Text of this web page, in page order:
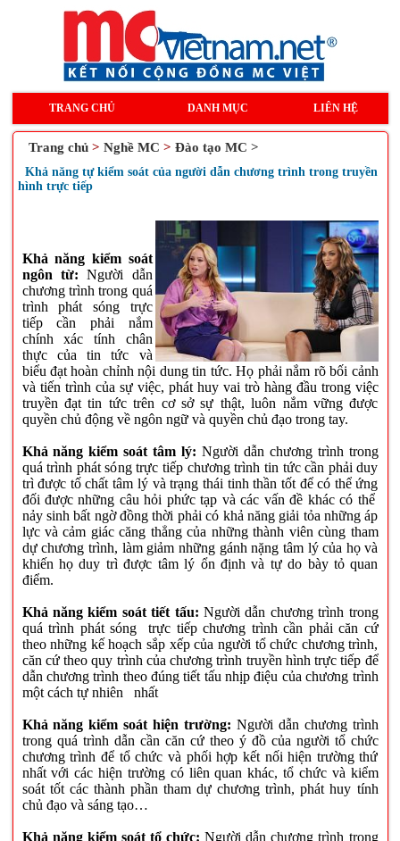
TRANG CHỦ DANH MỤC LIÊN HỆ
Trang chủ > Nghề MC > Đào tạo MC >
Khả năng tự kiểm soát của người dẫn chương trình trong truyền
hình trực tiếp
Khả năng kiểm soát
ngôn từ:Người dẫn
chương trình trong quá
trình phát sóng trực
tiếp cần phải nắm
chính xác tính chân
thực của tin tức và
biểu đạt hoàn chỉnh nội dung tin tức. Họ phải nắm rõ bối cảnh
và tiến trình của sự việc, phát huy vai trò hàng đầu trong việc
truyền đạt tin tức trên cơ sở sự thật, luôn nắm vững được
quyền chủ động về ngôn ngữ và quyền chủ đạo trong tay.
Khả năng kiểm soát tâm lý: Người dẫn chương trình trong
quá trình phát sóng trực tiếp chương trình tin tức cần phải duy
trì được tố chất tâm lý và trạng thái tinh thần tốt để có thể ứng
đối được những câu hỏi phức tạp và các vấn đề khác có thể
nảy sinh bất ngờ đồng thời phải có khả năng giải tỏa những áp
lực và cảm giác căng thẳng của những thành viên cùng tham
dự chương trình, làm giảm những gánh nặng tâm lý của họ và
khiến họ duy trì được tâm lý ổn định và tự do bày tỏ quan
điểm.
Khả năng kiểm soát tiết tấu: Người dẫn chương trình trong
quá trình phát sóng trực tiếp chương trình cần phải căn cứ
theo những kế hoạch sắp xếp của người tổ chức chương trình,
căn cứ theo quy trình của chương trình truyền hình trực tiếp để
dẫn chương trình theo đúng tiết tấu nhịp điệu của chương trình
một cách tự nhiên nhất
Khả năng kiểm soát hiện trường: Người dẫn chương trình
trong quá trình dẫn cần căn cứ theo ý đồ của người tổ chức
chương trình để tổ chức và phối hợp kết nối hiện trường thứ
nhất với các hiện trường có liên quan khác, tổ chức và kiểm
soát tốt các thành phần tham dự chương trình, phát huy tính
chủ đạo và sáng tạo…
Khả năng kiểm soát tổ chức: Người dẫn chương trình trong